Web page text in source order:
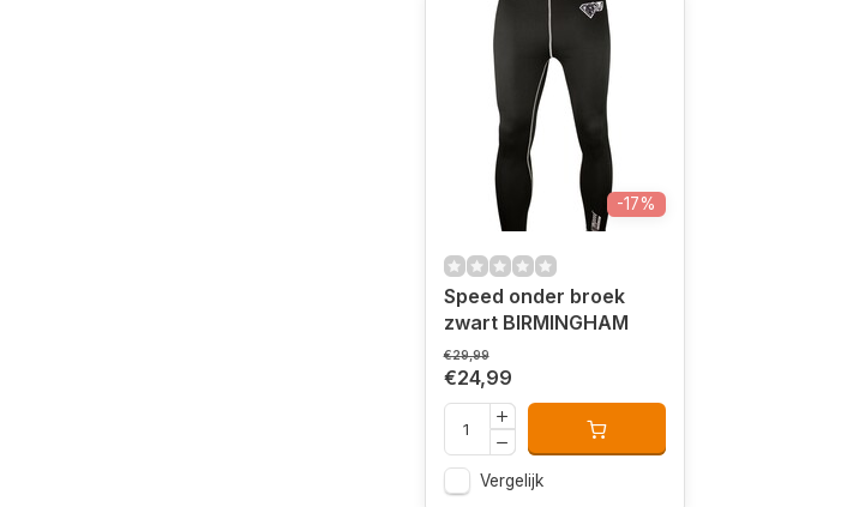
-17%
Speed onder broek
zwart BIRMINGHAM
€29,99
€24,99
Vergelijk